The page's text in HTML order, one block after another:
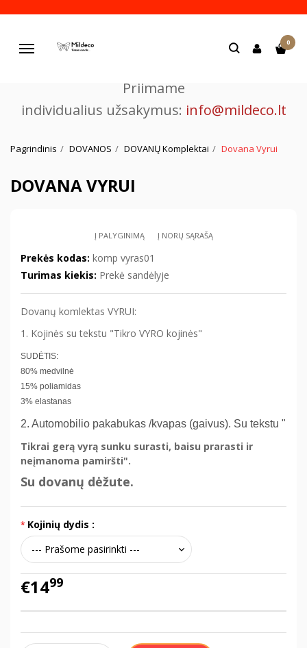
Navigacija
0
Priimame
individualius užsakymus: info@mildeco.lt
Pagrindinis DOVANOS DOVANŲ Komplektai Dovana Vyrui
DOVANA VYRUI
Į PALYGINIMĄ Į NORŲ SĄRAŠĄ
Prekės kodas: komp vyras01
Turimas kiekis: Prekė sandėlyje
Dovanų komlektas VYRUI:
1. Kojinės su tekstu "Tikro VYRO kojinės"
SUDĖTIS:
80% medvilnė
15% poliamidas
3% elastanas
2. Automobilio pakabukas /kvapas (gaivus). Su tekstu "
Tikrai gerą vyrą sunku surasti, baisu prarasti ir
neįmanoma pamiršti".
Su dovanų dėžute.
Kojinių dydis :
€1499